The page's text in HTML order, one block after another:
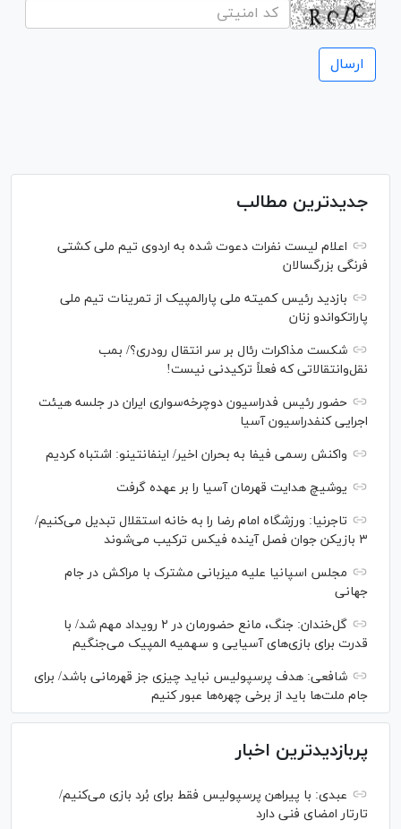
جدیدترین مطالب
اعلام لیست نفرات دعوت شده به اردوی تیم ملی کشتی
فرنگی بزرگسالان
بازدید رئیس کمیته ملی پارالمپیک از تمرینات تیم ملی
پاراتکواندو زنان
شکست مذاکرات رئال بر سر انتقال رودری؟/ بمب
نقل‌وانتقالاتی که فعلاً ترکیدنی نیست!
حضور رئیس فدراسیون دوچرخه‌سواری ایران در جلسه هیئت
اجرایی کنفدراسیون آسیا
واکنش رسمی فیفا به بحران اخیر/ اینفانتینو: اشتباه کردیم
یوشیچ هدایت قهرمان آسیا را بر عهده گرفت
تاجرنیا: ورزشگاه امام رضا را به خانه استقلال تبدیل می‌کنیم/
۳ بازیکن جوان فصل آینده فیکس ترکیب می‌شوند
مجلس اسپانیا علیه میزبانی مشترک با مراکش در جام
جهانی
گل‌خندان: جنگ، مانع حضورمان در ۲ رویداد مهم شد/ با
قدرت برای بازی‌های آسیایی و سهمیه المپیک می‌جنگیم
شافعی: هدف پرسپولیس نباید چیزی جز قهرمانی باشد/ برای
جام ملت‌ها باید از برخی چهره‌ها عبور کنیم
پربازدیدترین اخبار
عبدی: با پیراهن پرسپولیس فقط برای بُرد بازی می‌کنیم/
تارتار امضای فنی دارد